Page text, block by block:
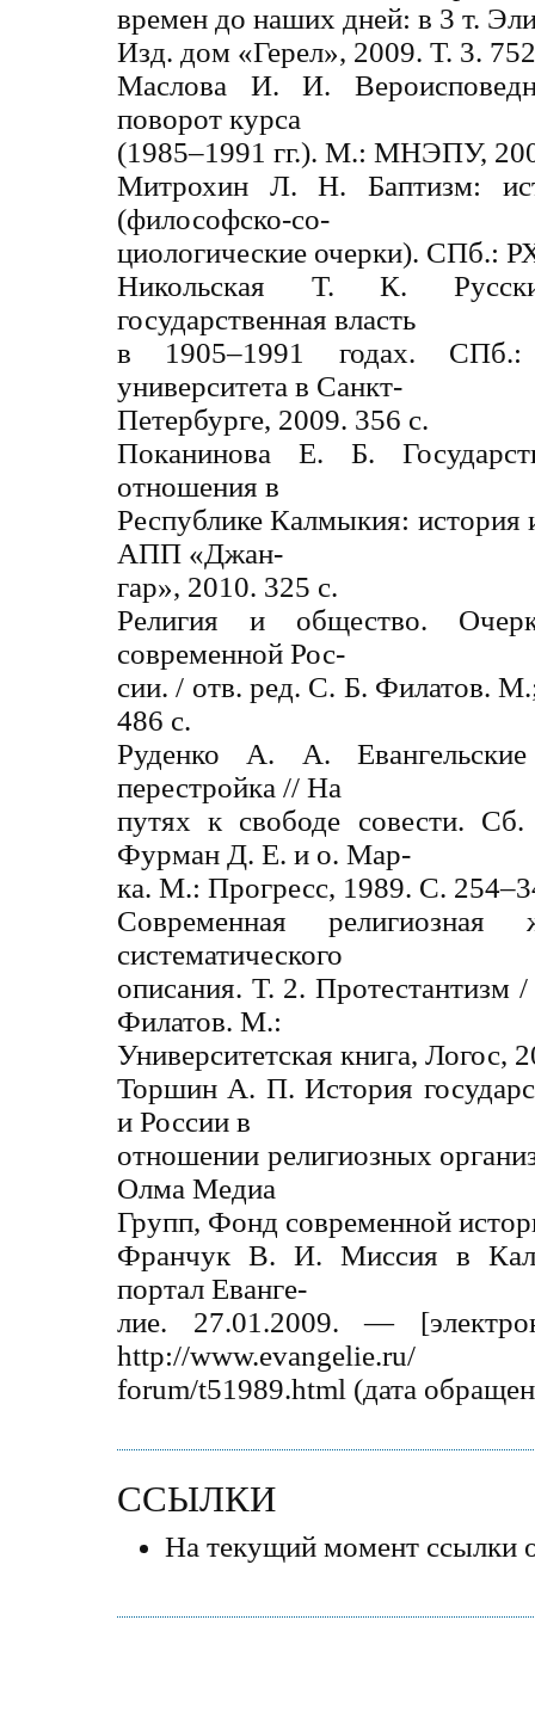
времен до наших дней: в 3 т.
Изд. дом «Герел», 2009. Т. 3.
Маслова И. И.
поворот курса
(1985–1991 гг.). М.: МНЭПУ,
Митрохин Л. Н. Баптизм:
(философско-со-
циологические очерки). СПб.:
Никольская Т. К.
государственная власть
в 1905–1991 годах. СПб.:
университета в Санкт-
Петербурге, 2009. 356 с.
Поканинова Е. Б.
отношения в
Республике Калмыкия: история
АПП «Джан-
гар», 2010. 325 с.
Религия и общество.
современной Рос-
сии. / отв. ред. С. Б. Филатов.
486 с.
Руденко А. А. Евангельские
перестройка // На
путях к свободе совести.
Фурман Д. Е. и о. Мар-
ка. М.: Прогресс, 1989. С.
Современная
систематического
описания. Т. 2.
Филатов. М.:
Университетская книга, Логос,
Торшин А. П. История
и России в
отношении религиозных
Олма Медиа
Групп, Фонд современной
Франчук В. И. Миссия в
портал Еванге-
лие. 27.01.2009. —
http://www.evangelie.ru/
forum/t51989.html (дата
ССЫЛКИ
На текущий момент ссылки